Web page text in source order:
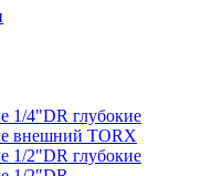
1/4"DR глубокие
внешний TORX
1/2"DR глубокие